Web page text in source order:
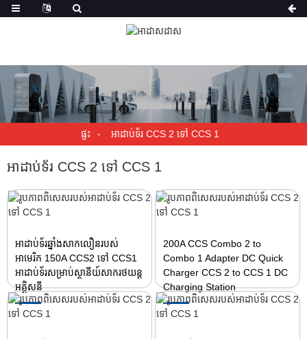
ផ្ទះ អាដាប់ទ័រ CCS 2 ទៅ CCS 1
អាដាប់ទ័រ CCS 2 ទៅ CCS 1
អាដាប់ទ័រឆ្នាំងសាកលឿនរបស់
អាមេរិក 150A CCS2 ទៅ CCS1
អាដាប់ទ័រសម្រាប់ស្ថានីយ៍សាករថយន្ត
អគ្គិសនី
200A CCS Combo 2 to
Combo 1 Adapter DC Quick
Charger CCS 2 to CCS 1 DC
Charging Station